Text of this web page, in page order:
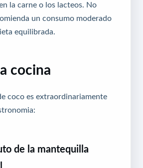
la carne o los lacteos. No
un consumo moderado
equilibrada.
cocina
coco es extraordinariamente
de la mantequilla